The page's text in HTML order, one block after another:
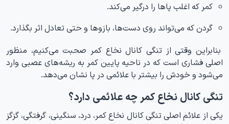
کمر که اغلب پاها را درگیر می‌کند.
گردن که می‌تواند روی دست‌ها، بازوها و حتی تعادل اثر بگذارد.
بنابراین وقتی از تنگی کانال نخاع کمر صحبت می‌کنیم، منظور
اصلی فشاری است که در ناحیه پایین کمر به ریشه‌های عصبی وارد
می‌شود و خودش را بیشتر با علائمی در پا نشان می‌دهد.
تنگی کانال نخاع کمر چه علائمی دارد؟
یکی از علائم اصلی تنگی کانال نخاع کمر، درد، سنگینی، گرفتگی، گزگز